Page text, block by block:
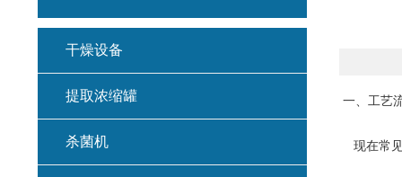
一、工艺
现在常见
干燥设备
提取浓缩罐
杀菌机